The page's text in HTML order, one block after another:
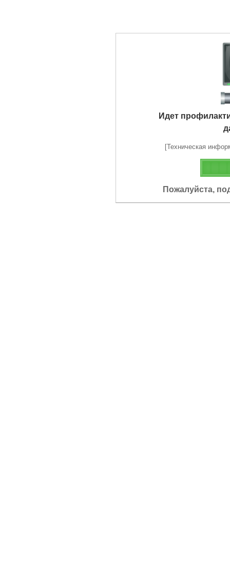
Идет
[Техническая
Пожалуйста,